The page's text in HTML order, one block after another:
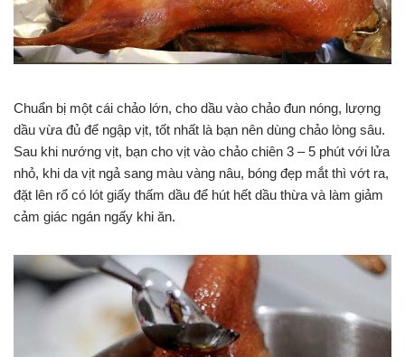
Chuẩn bị một cái chảo lớn, cho dầu vào chảo đun nóng, lượng
dầu vừa đủ để ngập vịt, tốt nhất là bạn nên dùng chảo lòng sâu.
Sau khi nướng vịt, bạn cho vịt vào chảo chiên 3 – 5 phút với lửa
nhỏ, khi da vịt ngả sang màu vàng nâu, bóng đẹp mắt thì vớt ra,
đặt lên rổ có lót giấy thấm dầu để hút hết dầu thừa và làm giảm
cảm giác ngán ngấy khi ăn.